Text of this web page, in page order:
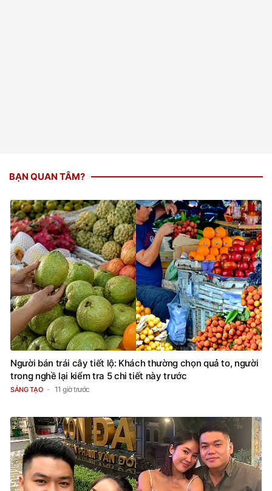
BẠN QUAN TÂM?
Người bán trái cây tiết lộ: Khách thường chọn quả to, người
trong nghề lại kiểm tra 5 chi tiết này trước
SÁNG TẠO 11 giờ trước